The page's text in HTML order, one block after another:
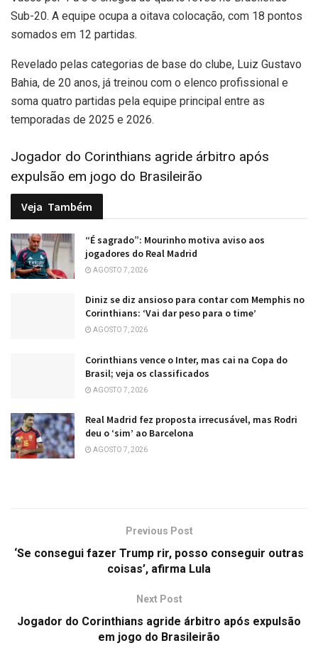
Sub-20. A equipe ocupa a oitava colocação, com 18 pontos
somados em 12 partidas.
Revelado pelas categorias de base do clube, Luiz Gustavo
Bahia, de 20 anos, já treinou com o elenco profissional e
soma quatro partidas pela equipe principal entre as
temporadas de 2025 e 2026.
Jogador do Corinthians agride árbitro após
expulsão em jogo do Brasileirão
Veja Também
“É sagrado”: Mourinho motiva aviso aos
jogadores do Real Madrid
AGOSTO 7, 2026
Diniz se diz ansioso para contar com Memphis no
Corinthians: ‘Vai dar peso para o time’
AGOSTO 7, 2026
Corinthians vence o Inter, mas cai na Copa do
Brasil; veja os classificados
AGOSTO 7, 2026
Real Madrid fez proposta irrecusável, mas Rodri
deu o ‘sim’ ao Barcelona
AGOSTO 7, 2026
Previous Post
‘Se consegui fazer Trump rir, posso conseguir outras
coisas’, afirma Lula
Next Post
Jogador do Corinthians agride árbitro após expulsão
em jogo do Brasileirão